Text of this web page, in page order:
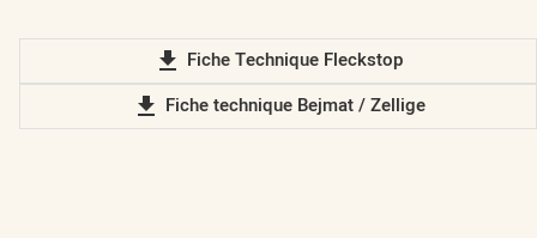
file_download Fiche Technique Fleckstop
file_download Fiche technique Bejmat / Zellige